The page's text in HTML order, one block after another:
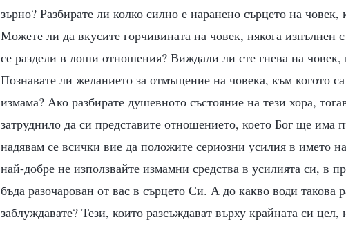
зърно? Разбирате ли колко силно е наранено сърцето на човек,
Можете ли да вкусите горчивината на човек, някога изпълнен
се раздели в лоши отношения? Виждали ли сте гнева на човек,
Познавате ли желанието за отмъщение на човека, към когото
измама? Ако разбирате душевното състояние на тези хора,
затруднило да си представите отношението, което Бог ще има
надявам се всички вие да положите сериозни усилия в името
най-добре не използвайте измамни средства в усилията си, в
бъда разочарован от вас в сърцето Си. А до какво води такова
заблуждавате? Тези, които разсъждават върху крайната си цел,